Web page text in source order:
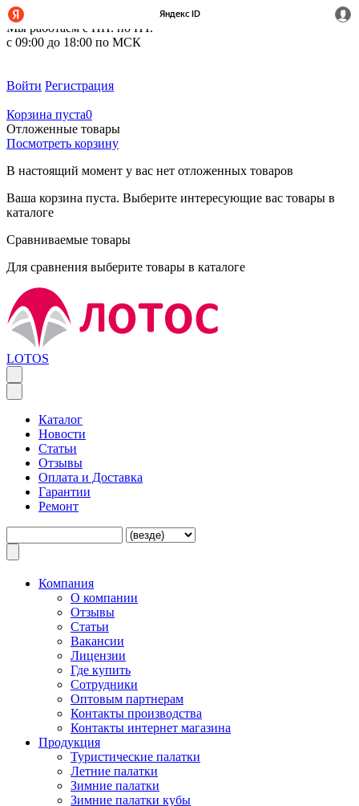
+7 (495) 212-14-37
Мы работаем с ПН. по ПТ.
с 09:00 до 18:00 по МСК
Войти Регистрация
Корзина пуста0
Отложенные товары
Посмотреть корзину
В настоящий момент у вас нет отложенных товаров
Ваша корзина пуста. Выберите интересующие вас товары в
каталоге
Сравниваемые товары
Для сравнения выберите товары в каталоге
LOTOS
Каталог
Новости
Статьи
Отзывы
Оплата и Доставка
Гарантии
Ремонт
Компания
O компании
Отзывы
Статьи
Вакансии
Лицензии
Где купить
Сотрудники
Оптовым партнерам
Контакты производства
Контакты интернет магазина
Продукция
Туристические палатки
Летние палатки
Зимние палатки
Зимние палатки кубы